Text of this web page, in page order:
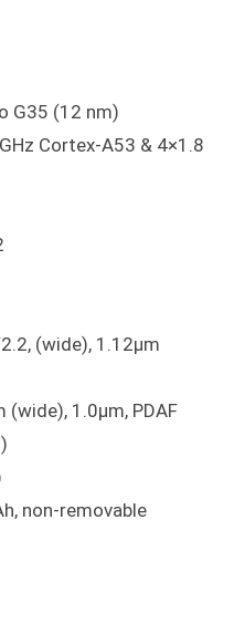
G35 (12 nm)
Cortex-A53 & 4×1.8
(wide), 1.12µm
(wide), 1.0µm, PDAF
non-removable